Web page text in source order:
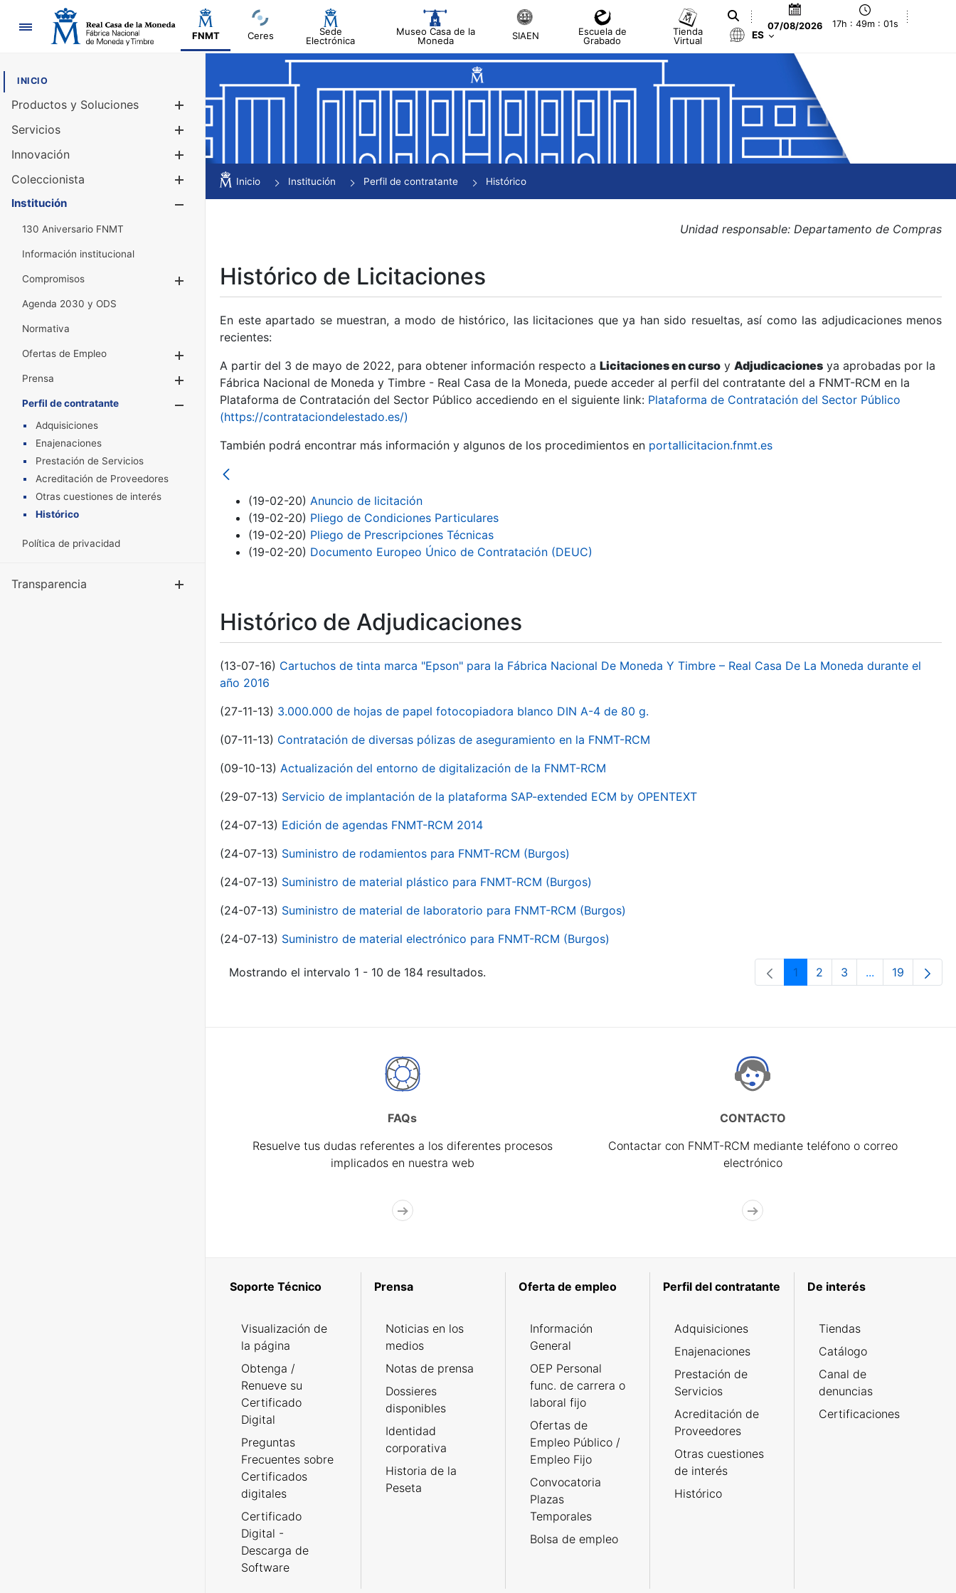
Navegación
FNMT Ceres
Sede
Electrónica
Museo Casa de la
Moneda
SIAEN
Escuela de
Grabado
Tienda
Virtual
07/08/2026 17h : 49m : 01s
ES
INICIO
Productos y Soluciones
Mostrar/Ocultar
Servicios
Innovación
Coleccionista
Mostrar/Ocultar
Institución
130 Aniversario FNMT
Información institucional
Compromisos
Mostrar/Ocultar
Agenda 2030 y ODS
Normativa
Ofertas de Empleo
Prensa
Mostrar/Ocultar
Perfil de contratante
Mostrar/Ocultar
Adquisiciones
Enajenaciones
Prestación de Servicios
Acreditación de Proveedores
Otras cuestiones de interés
Histórico
Política de privacidad
Transparencia
Inicio Institución Perfil de contratante Histórico
Unidad responsable: Departamento de Compras
Histórico de Licitaciones
En este apartado se muestran, a modo de histórico, las licitaciones que ya han sido resueltas, así como las adjudicaciones menos
recientes:
A partir del 3 de mayo de 2022, para obtener información respecto a Licitaciones en curso y Adjudicaciones ya aprobadas por la
Fábrica Nacional de Moneda y Timbre - Real Casa de la Moneda, puede acceder al perfil del contratante del a FNMT-RCM en la
Plataforma de Contratación del Sector Público accediendo en el siguiente link: Plataforma de Contratación del Sector Público
(https://contrataciondelestado.es/)
También podrá encontrar más información y algunos de los procedimientos en portallicitacion.fnmt.es
(19-02-20) Anuncio de licitación
(19-02-20) Pliego de Condiciones Particulares
(19-02-20) Pliego de Prescripciones Técnicas
(19-02-20) Documento Europeo Único de Contratación (DEUC)
Histórico de Adjudicaciones
(13-07-16) Cartuchos de tinta marca "Epson" para la Fábrica Nacional De Moneda Y Timbre – Real Casa De La Moneda durante el
año 2016
(27-11-13) 3.000.000 de hojas de papel fotocopiadora blanco DIN A-4 de 80 g.
(07-11-13) Contratación de diversas pólizas de aseguramiento en la FNMT-RCM
(09-10-13) Actualización del entorno de digitalización de la FNMT-RCM
(29-07-13) Servicio de implantación de la plataforma SAP-extended ECM by OPENTEXT
(24-07-13) Edición de agendas FNMT-RCM 2014
(24-07-13) Suministro de rodamientos para FNMT-RCM (Burgos)
(24-07-13) Suministro de material plástico para FNMT-RCM (Burgos)
(24-07-13) Suministro de material de laboratorio para FNMT-RCM (Burgos)
(24-07-13) Suministro de material electrónico para FNMT-RCM (Burgos)
Mostrando el intervalo 1 - 10 de 184 resultados. Página
1 Página
2 Página
3 ...PáginasPágina
19
FAQs
Resuelve tus dudas referentes a los diferentes procesos
implicados en nuestra web
CONTACTO
Contactar con FNMT-RCM mediante teléfono o correo
electrónico
Soporte Técnico
Visualización de
la página
Obtenga /
Renueve su
Certificado
Digital
Preguntas
Frecuentes sobre
Certificados
digitales
Certificado
Digital -
Descarga de
Software
Prensa
Noticias en los
medios
Notas de prensa
Dossieres
disponibles
Identidad
corporativa
Historia de la
Peseta
Oferta de empleo
Información
General
OEP Personal
func. de carrera o
laboral fijo
Ofertas de
Empleo Público /
Empleo Fijo
Convocatoria
Plazas
Temporales
Bolsa de empleo
Perfil del contratante
Adquisiciones
Enajenaciones
Prestación de
Servicios
Acreditación de
Proveedores
Otras cuestiones
de interés
Histórico
De interés
Tiendas
Catálogo
Canal de
denuncias
Certificaciones